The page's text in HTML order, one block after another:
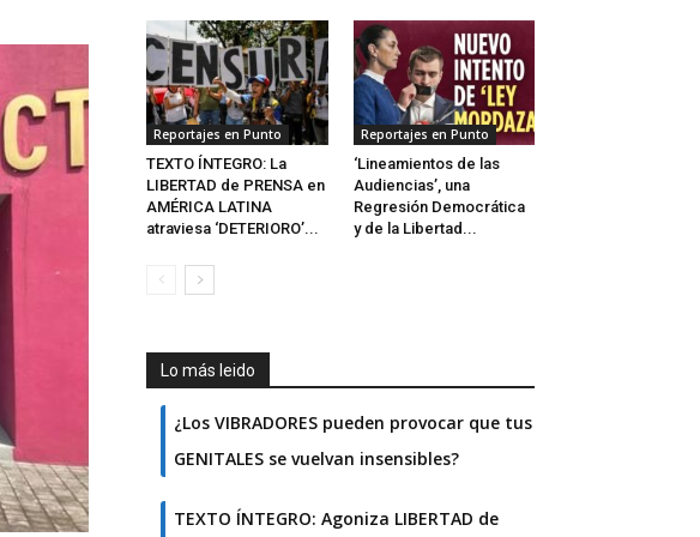
Reportajes en Punto
TEXTO ÍNTEGRO: La
LIBERTAD de PRENSA en
AMÉRICA LATINA
atraviesa ‘DETERIORO’...
Reportajes en Punto
‘Lineamientos de las
Audiencias’, una
Regresión Democrática
y de la Libertad...
Lo más leido
¿Los VIBRADORES pueden provocar que tus
GENITALES se vuelvan insensibles?
TEXTO ÍNTEGRO: Agoniza LIBERTAD de